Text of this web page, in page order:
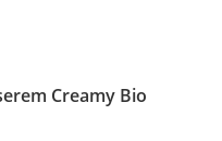
Creamy Bio